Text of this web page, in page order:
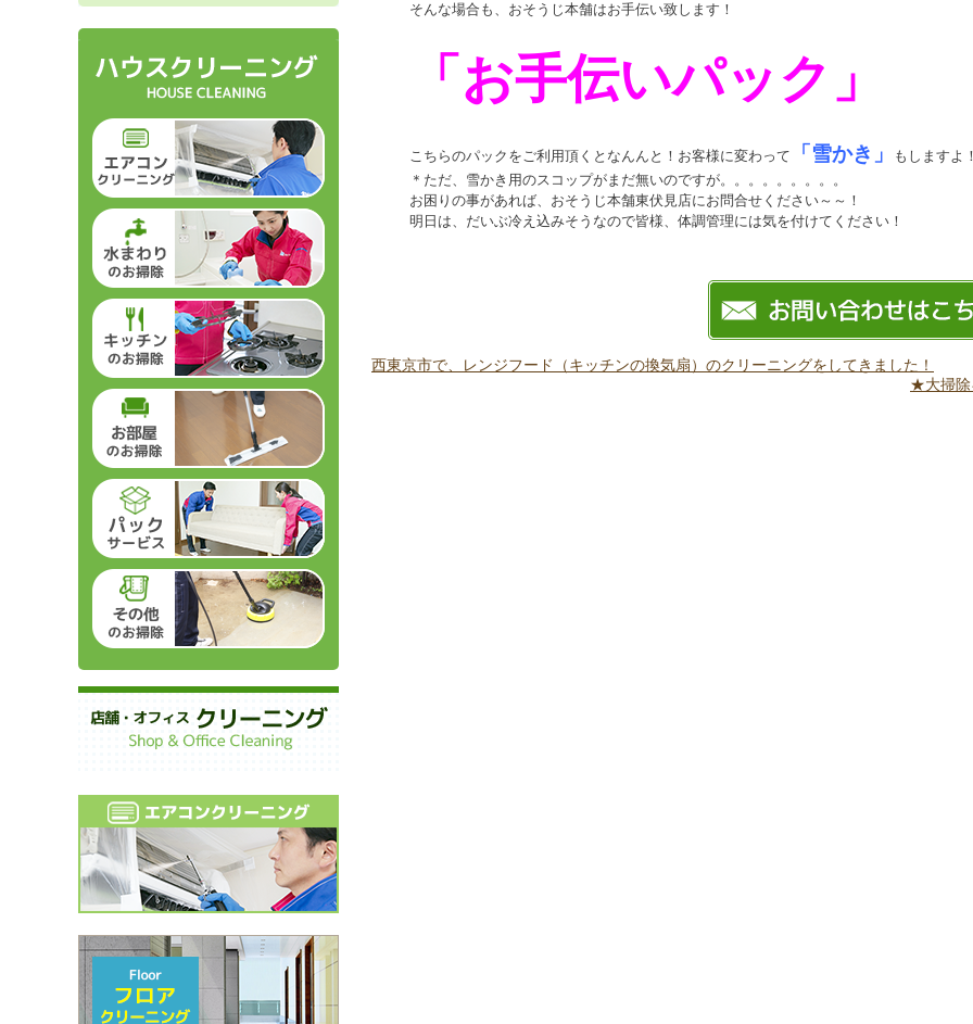
そんな場合も、おそうじ本舗はお手伝い致します！
「お手伝いパック」
こちらのパックをご利用頂くとなんんと！お客様に変わって 「雪かき」
もしますよ
＊ただ、雪かき用のスコップがまだ無いのですが。。。。。。。。。
お困りの事があれば、おそうじ本舗東伏見店にお問合せください～～！
明日は、だいぶ冷え込みそうなので皆様、体調管理には気を付けてください！
西東京市で、レンジフード（キッチンの換気扇）のクリーニングをしてきました！
★大掃除